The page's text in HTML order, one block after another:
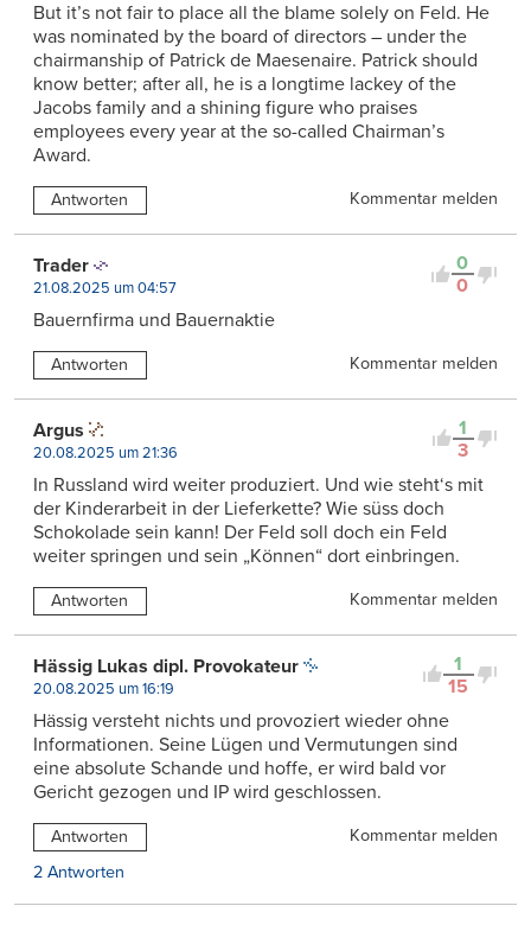
But it’s not fair to place all the blame solely on Feld. He
was nominated by the board of directors – under the
chairmanship of Patrick de Maesenaire. Patrick should
know better; after all, he is a longtime lackey of the
Jacobs family and a shining figure who praises
employees every year at the so-called Chairman’s
Award.
Antworten Kommentar melden
0
0
Trader
21.08.2025 um 04:57
Bauernfirma und Bauernaktie
Antworten Kommentar melden
1
3
Argus
20.08.2025 um 21:36
In Russland wird weiter produziert. Und wie steht‘s mit
der Kinderarbeit in der Lieferkette? Wie süss doch
Schokolade sein kann! Der Feld soll doch ein Feld
weiter springen und sein „Können“ dort einbringen.
Antworten Kommentar melden
1
15
Hässig Lukas dipl. Provokateur
20.08.2025 um 16:19
Hässig versteht nichts und provoziert wieder ohne
Informationen. Seine Lügen und Vermutungen sind
eine absolute Schande und hoffe, er wird bald vor
Gericht gezogen und IP wird geschlossen.
Antworten
Kommentar melden
2 Antworten